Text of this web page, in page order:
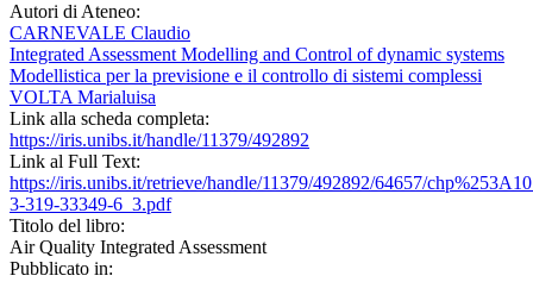
Autori di Ateneo:
CARNEVALE Claudio
Integrated Assessment Modelling and Control of dynamic systems
Modellistica per la previsione e il controllo di sistemi complessi
VOLTA Marialuisa
Link alla scheda completa:
https://iris.unibs.it/handle/11379/492892
Link al Full Text:
https://iris.unibs.it/retrieve/handle/11379/492892/64657/
3-319-33349-6_3.pdf
Titolo del libro:
Air Quality Integrated Assessment
Pubblicato in: